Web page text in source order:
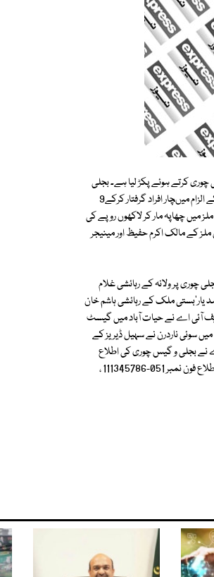
میں چھاپے مار کر40 سے زائد صارفین کو بجلی چوری کرتے ہوئے پکڑ لیا ہے۔ بجلی
چوروں کو مجموعی طور پر6 لاکھ روپے سے زائد جرمانہ عائد کیا گیا ہے۔ ڈیرہ غازیخان میں گیس اور بجلی چوری کے الزام میںچار افراد گرفتار کرکے9
میں چھاپہ مار کر لاکھوں روپے کی
کے مالک اکرم حفیظ اور مینیجر
کنڈے ڈال کر بجلی چوری پر ولانہ کے رہائشی غلام
یار'بستی ملک کے رہائشی ہاشم خان
آئی اے نے حیات آباد میں گیسٹ
سوئی ناردرن نے سہیل ڈیریز کے
نے بجلی و گیس چوری کی اطلاع
دینے کے لیے فون، فیکس نمبرز اور ای میل ایڈریس جاری کردیے۔ ایف آئی اے کے مطابق بجلی و گیس چوری کی اطلاع فون نمبر 051-111345786 ،